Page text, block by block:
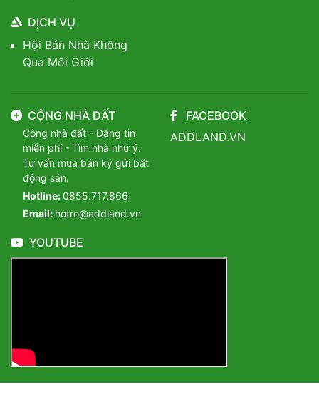
DỊCH VỤ
Hội Bán Nhà Không
Qua Môi Giới
CỘNG NHÀ ĐẤT
Cộng nhà đất - Đăng tin
miễn phí - Tìm nhà như ý.
Tư vấn mua bán ký gửi bất
động sản.
Hotline:0855.717.866
Email: hotro@addland.vn
FACEBOOK
ADDLAND.VN
YOUTUBE